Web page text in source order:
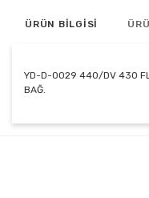
ÜRÜN BİLGİSİ
YD-D-0029 440/DV 430
BAĞ.